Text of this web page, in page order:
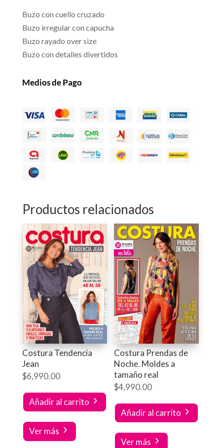
Buzo con cuello cruzado
Buzo irregular con capucha
Buzo rayado over size
Buzo con detalles divertidos
Medios de Pago
Productos relacionados
Costura Tendencia
Jean
$6,990.00
Añadir al carrito
Ver más
Costura Prendas de
Noche. Moldes a
tamaño real
$4,990.00
Añadir al carrito
Ver más